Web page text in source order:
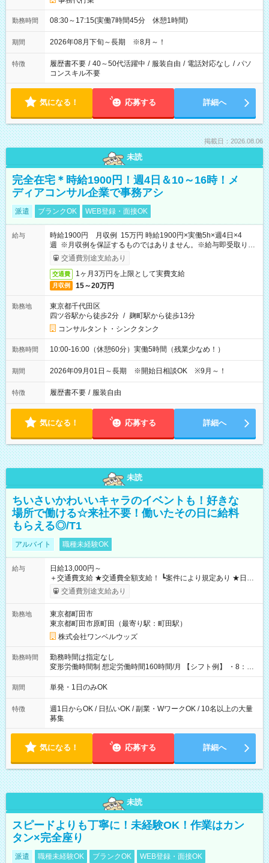
勤務時間 08:30～17:15(実働7時間45分 休憩1時間)
期間 2026年08月下旬～長期 ※8月～！
特徴 履歴書不要 / 40～50代活躍中 / 服装自由 / 電話対応なし / パソ
コンスキル不要
気になる！ 応募する 詳細へ
掲載日：2026.08.06
未読
完全在宅＊時給1900円！週4日＆10～16時！メ
ディアコンサル企業で事務アシ
派遣 ブランクOK WEB登録・面接OK
給与
時給1900円 月収例 15万円 時給1900円×実働5h×週4日×4
週 ※月収例を保証するものではありません。※給与即受取りサ
ービス利用可（利用条件有）
交通費別途支給あり
交通費 1ヶ月3万円を上限として実費支給
月収例 15～20万円
勤務地
東京都千代田区
四ツ谷駅から徒歩2分 / 麹町駅から徒歩13分
コンサルタント・シンクタンク
勤務時間 10:00-16:00（休憩60分）実働5時間（残業少なめ！）
期間 2026年09月01日～長期 ※開始日相談OK ※9月～！
特徴 履歴書不要 / 服装自由
気になる！ 応募する 詳細へ
未読
ちいさいかわいいキャラのイベントも！好きな
場所で働ける☆来社不要！働いたその日に給料
もらえる◎/T1
アルバイト 職種未経験OK
給与
日給13,000円～
＋交通費支給 ★交通費全額支給！ ┗案件により規定あり ★日払
いOK！（規定あり） ┗働いたその日に現金GET♪ お仕事後はコ
ンビニATMから 日払い分を引き落とせます！ 【試用期間】試
交通費別途支給あり
勤務地
東京都町田市
東京都町田市原町田（最寄り駅：町田駅）
株式会社ワンベルウッズ
勤務時間
勤務時間は指定なし
変形労働時間制 想定労働時間160時間/月 【シフト例】 ・8：00
～21：00
期間 単発・1日のみOK
特徴
週1日からOK / 日払いOK / 副業・WワークOK / 10名以上の大量
募集
気になる！ 応募する 詳細へ
未読
スピードよりも丁寧に！未経験OK！作業はカン
タン×完全座り
派遣 職種未経験OK ブランクOK WEB登録・面接OK